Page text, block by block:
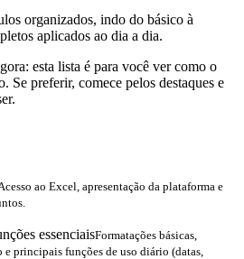
organizados, indo do básico à
aplicados ao dia a dia.
esta lista é para você ver como o
Se preferir, comece pelos destaques e
ao Excel, apresentação da plataforma e
essenciaisFormatações básicas,
principais funções de uso diário (datas,